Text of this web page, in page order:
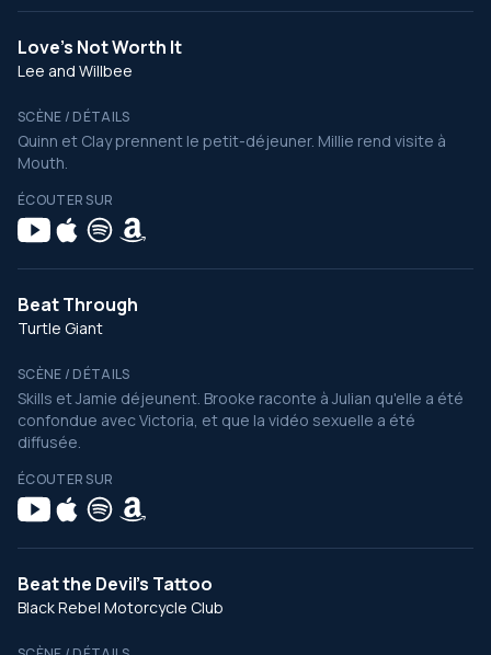
Love's Not Worth It
Lee and Willbee
SCÈNE / DÉTAILS
Quinn et Clay prennent le petit-déjeuner. Millie rend visite à
Mouth.
ÉCOUTER SUR
Beat Through
Turtle Giant
SCÈNE / DÉTAILS
Skills et Jamie déjeunent. Brooke raconte à Julian qu'elle a été
confondue avec Victoria, et que la vidéo sexuelle a été
diffusée.
ÉCOUTER SUR
Beat the Devil's Tattoo
Black Rebel Motorcycle Club